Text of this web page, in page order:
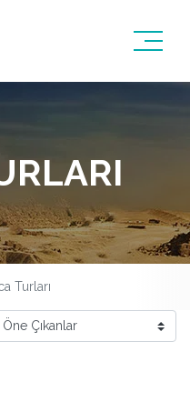
Turları